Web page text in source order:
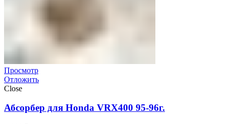
Просмотр
Отложить
Close
Абсорбер для Honda VRX400 95-96г.